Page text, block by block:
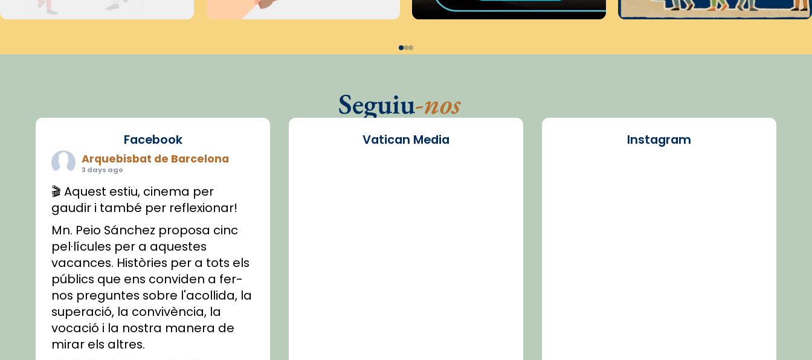
Seguiu-nos
Facebook
Arquebisbat de Barcelona
3 days ago
🎬 Aquest estiu, cinema per
gaudir i també per reflexionar!
Mn. Peio Sánchez proposa cinc
pel·lícules per a aquestes
vacances. Històries per a tots els
públics que ens conviden a fer-
nos preguntes sobre l'acollida, la
superació, la convivència, la
vocació i la nostra manera de
mirar els altres.
Vatican Media Instagram